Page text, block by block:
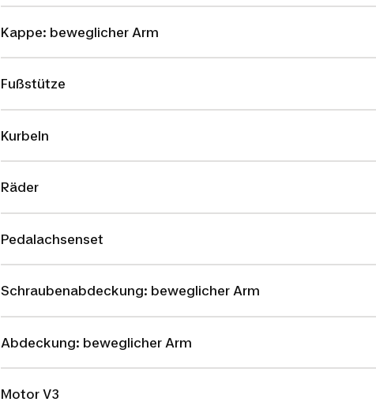
Kappe: beweglicher Arm
Fußstütze
Kurbeln
Räder
Pedalachsenset
Schraubenabdeckung: beweglicher Arm
Abdeckung: beweglicher Arm
Motor V3